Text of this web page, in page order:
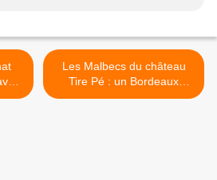
Les Malbecs du château
Tire Pé : un Bordeaux
étonnant ! >